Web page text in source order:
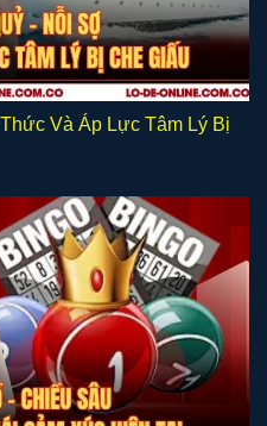
Và Áp Lực Tâm Lý Bị